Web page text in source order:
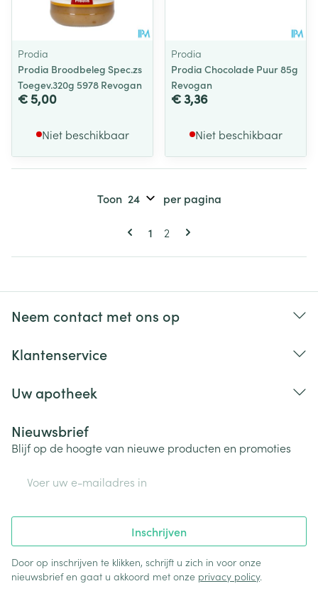
Prodia
Prodia Broodbeleg Spec.zs
Toegev.320g 5978 Revogan
€ 5,00
Niet beschikbaar
Prodia
Prodia Chocolade Puur 85g
Revogan
€ 3,36
Niet beschikbaar
Pagina's
U lees momenteel pagina
1 Pagina
2
Toon per pagina
Neem contact met ons op
Klantenservice
Uw apotheek
Nieuwsbrief
Blijf op de hoogte van nieuwe producten en promoties
Inschrijven
Door op inschrijven te klikken, schrijft u zich in voor onze
nieuwsbrief en gaat u akkoord met onze privacy policy.